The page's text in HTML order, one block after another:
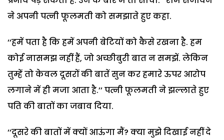
ने अपनी पत्नी फूलमती को समझाते हुए कहा.
‘‘हमें पता है कि हमें अपनी बेटियों को कैसे रखना है. हम
कोई नासमझ नहीं हैं, जो अच्छीबुरी बात न समझें. लेकिन
तुम्हें तो केवल दूसरों की बातें सुन कर हमारे ऊपर आरोप
लगाने में ही मजा आता है.’’ पत्नी फूलमती ने झल्लाते हुए
पति की बातों का जबाव दिया.
‘‘दूसरे की बातों में क्यों आऊंगा मैं? क्या मुझे दिखाई नहीं दे